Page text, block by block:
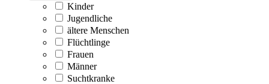
Kinder
Jugendliche
ältere Menschen
Flüchtlinge
Frauen
Männer
Suchtkranke